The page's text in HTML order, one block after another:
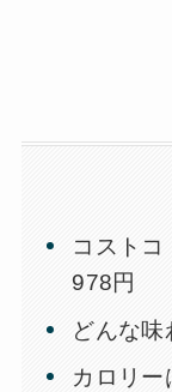
コストコ
978円
どんな味
カロリー